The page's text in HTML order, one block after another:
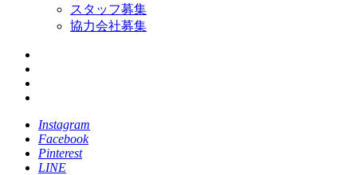
スタッフ募集
協力会社募集
Instagram
Facebook
Pinterest
LINE